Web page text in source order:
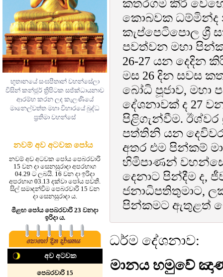
භූතානයේ සංඝපීතෘන් වහන්සේලා
විසින් කන්ජූර් ත්‍රිපිටක සජ්ක්‍ධායනාව
ආරම්භ කරන ලද කැලණියේ
මානෙල්වත්ත මහා විහාරයේ බුද්ධ
ප්‍රතිමා වහන්සේ
නවම් අව අටවක පෝය
නවම් අව අටවක පෝය පෙබරවාරි
15 වන දා සෙනසුරාදා අපරභාග
04.29 ට ලබයි. 16 වන දා ඉරිදා
අපරභාග 03.13 දක්වා පෝය පවතී.
සිල් සමාදන්වීම පෙබරවාරි 15 වන
දා සෙනසුරාදා ය.
මීළඟ පෝය පෙබරවාරි 23 වනදා
ඉරිදා ය.
අව අටවක
පෙබරවාරි 15
කතරගම කිරි
කොබවක ධම්මින්ද
කැප්පෙටිපොල ශ්‍රී
පවත්වන මහා
26-27 යන දෙදින
මස 26 දින සවස
බෝධි පූජාව, මහා
දේශනාවක් ද 27
පිළිගැන්වීම. ඊශ්වර
පත්තිනි යන දෙවිවරු
අතර එම පින්කම්
හිමිපාණන්
දෙනාට පින්දීම ද,
ජනාධිපතිතුමාට,
පින්කමට ඇතුළත්
ධර්ම දේශනාව:
මානය හමුවේ